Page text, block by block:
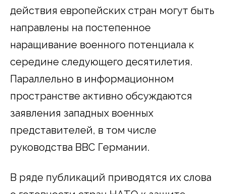
действия европейских стран могут быть
направлены на постепенное
наращивание военного потенциала к
середине следующего десятилетия.
Параллельно в информационном
пространстве активно обсуждаются
заявления западных военных
представителей, в том числе
руководства ВВС Германии.
В ряде публикаций приводятся их слова